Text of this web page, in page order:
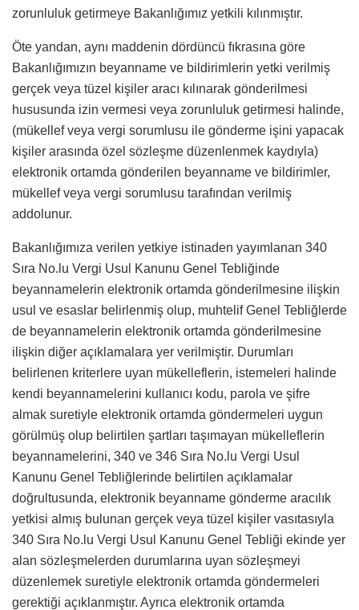
zorunluluk getirmeye Bakanlığımız yetkili kılınmıştır.
Öte yandan, aynı maddenin dördüncü fıkrasına göre
Bakanlığımızın beyanname ve bildirimlerin yetki verilmiş
gerçek veya tüzel kişiler aracı kılınarak gönderilmesi
hususunda izin vermesi veya zorunluluk getirmesi halinde,
(mükellef veya vergi sorumlusu ile gönderme işini yapacak
kişiler arasında özel sözleşme düzenlenmek kaydıyla)
elektronik ortamda gönderilen beyanname ve bildirimler,
mükellef veya vergi sorumlusu tarafından verilmiş
addolunur.
Bakanlığımıza verilen yetkiye istinaden yayımlanan 340
Sıra No.lu Vergi Usul Kanunu Genel Tebliğinde
beyannamelerin elektronik ortamda gönderilmesine ilişkin
usul ve esaslar belirlenmiş olup, muhtelif Genel Tebliğlerde
de beyannamelerin elektronik ortamda gönderilmesine
ilişkin diğer açıklamalara yer verilmiştir. Durumları
belirlenen kriterlere uyan mükelleflerin, istemeleri halinde
kendi beyannamelerini kullanıcı kodu, parola ve şifre
almak suretiyle elektronik ortamda göndermeleri uygun
görülmüş olup belirtilen şartları taşımayan mükelleflerin
beyannamelerini, 340 ve 346 Sıra No.lu Vergi Usul
Kanunu Genel Tebliğlerinde belirtilen açıklamalar
doğrultusunda, elektronik beyanname gönderme aracılık
yetkisi almış bulunan gerçek veya tüzel kişiler vasıtasıyla
340 Sıra No.lu Vergi Usul Kanunu Genel Tebliği ekinde yer
alan sözleşmelerden durumlarına uyan sözleşmeyi
düzenlemek suretiyle elektronik ortamda göndermeleri
gerektiği açıklanmıştır. Ayrıca elektronik ortamda